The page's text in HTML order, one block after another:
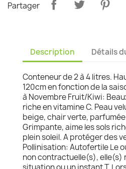
Partager
Description Détails
Conteneur de 2 à 4 litres.
120cm en fonction de la
à Novembre Fruit/Kiwi:
riche en vitamine C. Peau
beige, chair verte,
Grimpante, aime les sols
plein soleil. A protéger des
Pollinisation: Autofertile Le
non contractuelle(s),